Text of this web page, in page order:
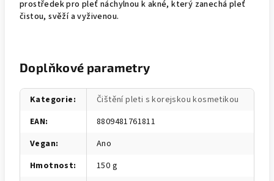
prostředek pro pleť náchylnou k akné, který zanechá pleť
čistou, svěží a vyživenou.
Doplňkové parametry
Kategorie:
Čištění pleti s korejskou kosmetikou
EAN:
8809481761811
Vegan:
Ano
Hmotnost: 150 g